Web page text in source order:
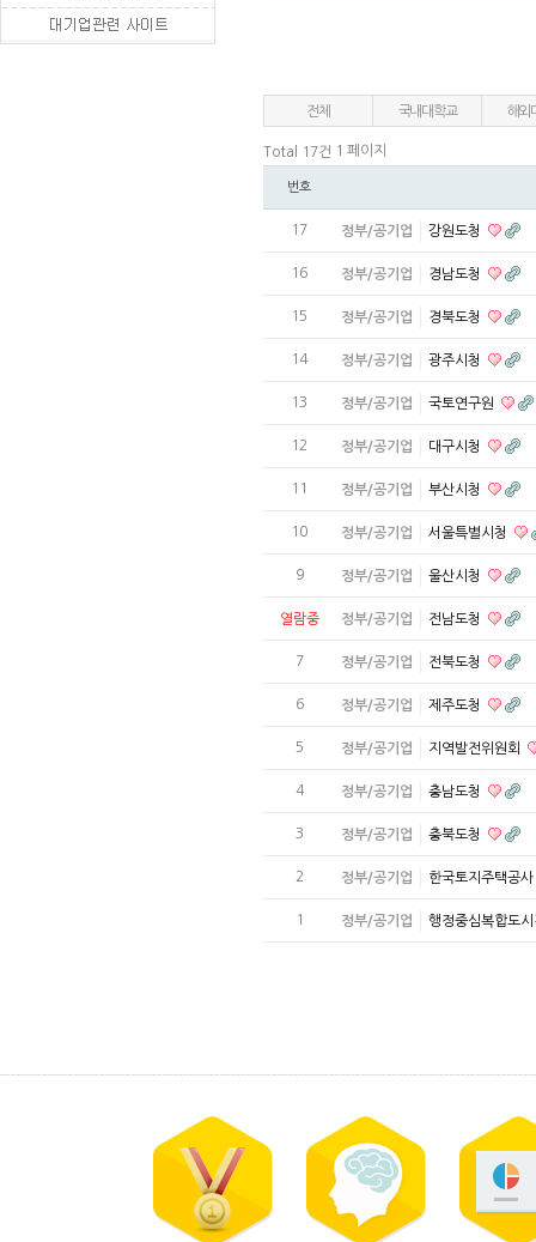
전체 국내대학교 해외
Total 17건 1 페이지
번호
17 정부/공기업 강원도청
16 정부/공기업 경남도청
15 정부/공기업 경북도청
14 정부/공기업 광주시청
13 정부/공기업 국토연구원
12 정부/공기업 대구시청
11 정부/공기업 부산시청
10 정부/공기업 서울특별시청
9 정부/공기업 울산시청
열람중 정부/공기업 전남도청
7 정부/공기업 전북도청
6 정부/공기업 제주도청
5 정부/공기업 지역발전위원회
4 정부/공기업 충남도청
3 정부/공기업 충북도청
2 정부/공기업 한국토지주택공사
1 정부/공기업 행정중심복합도